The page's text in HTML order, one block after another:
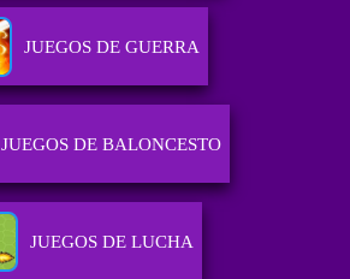
JUEGOS DE GUERRA
JUEGOS DE BALONCESTO
JUEGOS DE LUCHA